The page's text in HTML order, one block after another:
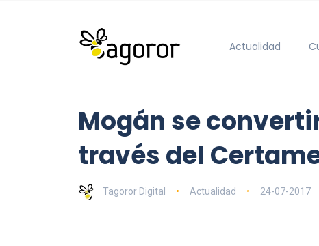
Actualidad
Mogán se
través del
Tagoror Digital Actualidad 24-07-2017